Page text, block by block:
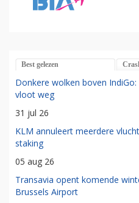
Best gelezen
Donkere wolken boven
vloot weg
31 jul 26
KLM annuleert meerdere
staking
05 aug 26
Transavia opent komende
Brussels Airport